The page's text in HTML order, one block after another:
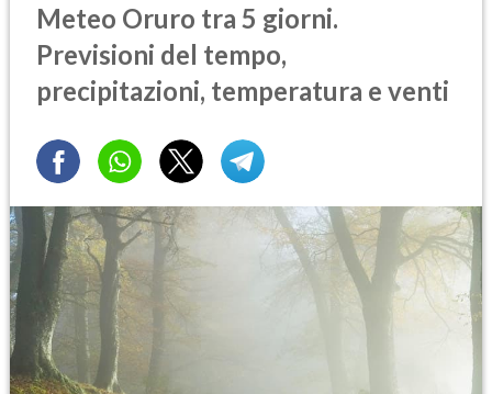
Meteo Oruro tra 5 giorni.
Previsioni del tempo,
precipitazioni, temperatura e venti